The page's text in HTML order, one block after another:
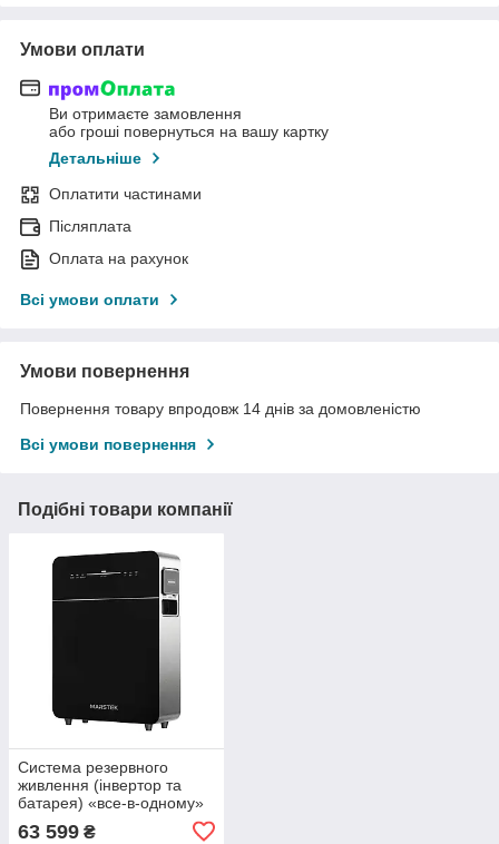
Умови оплати
Ви отримаєте замовлення
або гроші повернуться на вашу картку
Детальніше
Оплатити частинами
Післяплата
Оплата на рахунок
Всі умови оплати
Умови повернення
Повернення товару впродовж 14 днів за домовленістю
Всі умови повернення
Подібні товари компанії
Система резервного
живлення (інвертор та
батарея) «все-в-одному»
Потужність 2.5 кВт,
63 599 ₴